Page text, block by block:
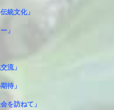
統文化」
」
流」
待」
を訪ねて」